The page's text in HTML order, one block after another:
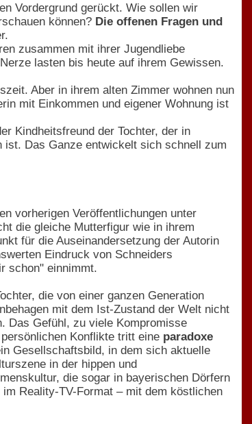
Vordergrund gerückt. Wie sollen wir
können? Die offenen Fragen und
zusammen mit ihrer Jugendliebe
lasten bis heute auf ihrem Gewissen.
Aber in ihrem alten Zimmer wohnen nun
mit Einkommen und eigener Wohnung ist
Kindheitsfreund der Tochter, der in
ist. Das Ganze entwickelt sich schnell zum
vorherigen Veröffentlichungen unter
die gleiche Mutterfigur wie in ihrem
für die Auseinandersetzung der Autorin
Eindruck von Schneiders
schon" einnimmt.
die von einer ganzen Generation
mit dem Ist-Zustand der Welt nicht
Das Gefühl, zu viele Kompromisse
Konflikte tritt eine paradoxe
Gesellschaftsbild, in dem sich aktuelle
in der hippen und
die sogar in bayerischen Dörfern
Reality-TV-Format – mit dem köstlichen